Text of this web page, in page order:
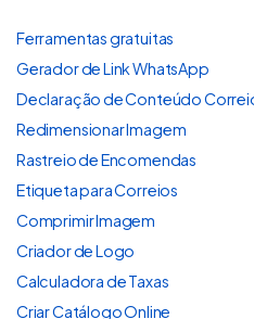
Ferramentas gratuitas
Gerador de Link WhatsApp
Declaração de Conteúdo
Redimensionar Imagem
Rastreio de Encomendas
Etiqueta para Correios
Comprimir Imagem
Criador de Logo
Calculadora de Taxas
Criar Catálogo Online